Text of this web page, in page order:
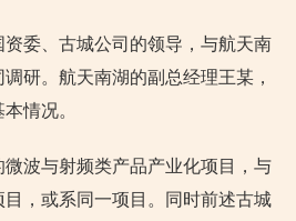
委、古城公司的领导，与航天南
研。航天南湖的副总经理王某，
情况。
波与射频类产品产业化项目，与
，或系同一项目。同时前述古城